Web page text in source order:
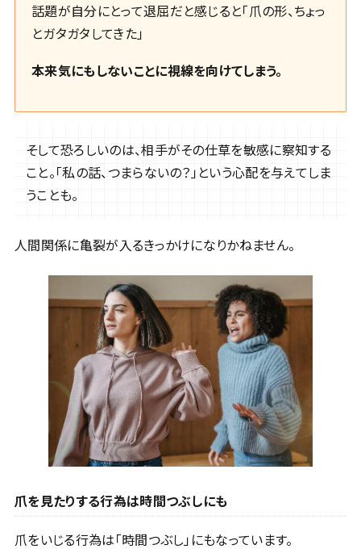
話題が自分にとって退屈だと感じると「爪の形、ちょっ
とガタガタしてきた」
本来気にもしないことに視線を向けてしまう。
そして恐ろしいのは、相手がその仕草を敏感に察知する
こと。「私の話、つまらないの？」という心配を与えてしま
うことも。
人間関係に亀裂が入るきっかけになりかねません。
爪を見たりする行為は時間つぶしにも
爪をいじる行為は「時間つぶし」にもなっています。